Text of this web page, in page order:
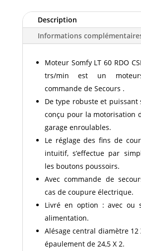
60
RDO
70/17
Description
Informations
Moteur Somfy LT 60 RDO
trs/min est un
commande de Secours .
De type robuste et puissant
conçu pour la motorisation
garage enroulables.
Le réglage des fins de
intuitif, s’effectue par
les boutons poussoirs.
Avec commande de
cas de coupure électrique.
Livré en option : avec ou
alimentation.
Alésage central diamètre 12
épaulement de 24,5 X 2.